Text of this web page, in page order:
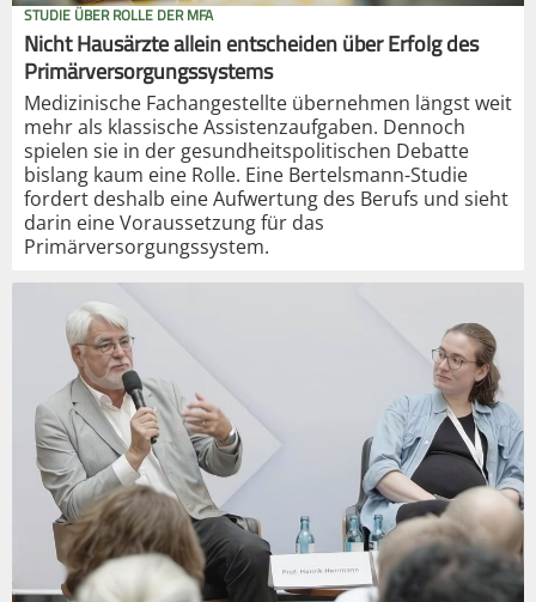
STUDIE ÜBER ROLLE DER MFA
Nicht Hausärzte allein entscheiden über Erfolg des
Primärversorgungssystems
Medizinische Fachangestellte übernehmen längst weit
mehr als klassische Assistenzaufgaben. Dennoch
spielen sie in der gesundheitspolitischen Debatte
bislang kaum eine Rolle. Eine Bertelsmann-Studie
fordert deshalb eine Aufwertung des Berufs und sieht
darin eine Voraussetzung für das
Primärversorgungssystem.